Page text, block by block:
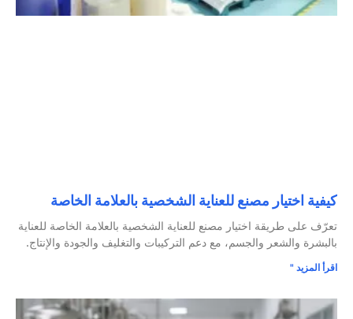
كيفية اختيار مصنع للعناية الشخصية بالعلامة الخاصة
تعرّف على طريقة اختيار مصنع للعناية الشخصية بالعلامة الخاصة للعناية
بالبشرة والشعر والجسم، مع دعم التركيبات والتغليف والجودة والإنتاج.
اقرأ المزيد "